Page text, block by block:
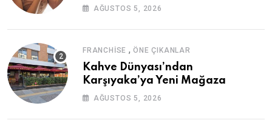
AĞUSTOS 5, 2026
FRANCHISE ,ÖNE ÇIKANLAR
Kahve Dünyası’ndan
Karşıyaka’ya Yeni Mağaza
AĞUSTOS 5, 2026